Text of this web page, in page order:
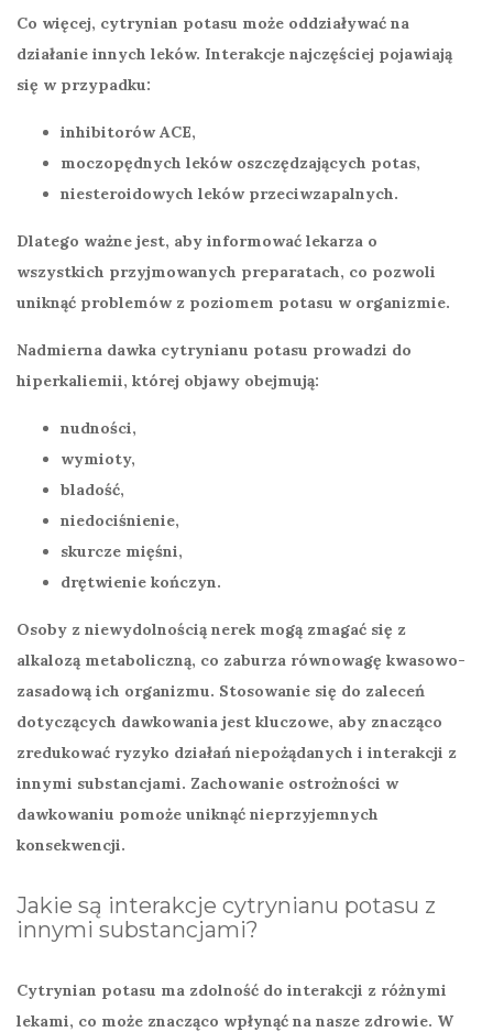
Co więcej, cytrynian potasu może oddziaływać na
działanie innych leków. Interakcje najczęściej pojawiają
się w przypadku:
inhibitorów ACE,
moczopędnych leków oszczędzających potas,
niesteroidowych leków przeciwzapalnych.
Dlatego ważne jest, aby informować lekarza o
wszystkich przyjmowanych preparatach, co pozwoli
uniknąć problemów z poziomem potasu w organizmie.
Nadmierna dawka cytrynianu potasu prowadzi do
hiperkaliemii, której objawy obejmują:
nudności,
wymioty,
bladość,
niedociśnienie,
skurcze mięśni,
drętwienie kończyn.
Osoby z niewydolnością nerek mogą zmagać się z
alkalozą metaboliczną, co zaburza równowagę kwasowo-
zasadową ich organizmu. Stosowanie się do zaleceń
dotyczących dawkowania jest kluczowe, aby znacząco
zredukować ryzyko działań niepożądanych i interakcji z
innymi substancjami. Zachowanie ostrożności w
dawkowaniu pomoże uniknąć nieprzyjemnych
konsekwencji.
Jakie są interakcje cytrynianu potasu z
innymi substancjami?
Cytrynian potasu ma zdolność do interakcji z różnymi
lekami, co może znacząco wpłynąć na nasze zdrowie. W